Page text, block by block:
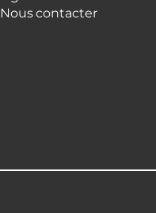
Nous contacter